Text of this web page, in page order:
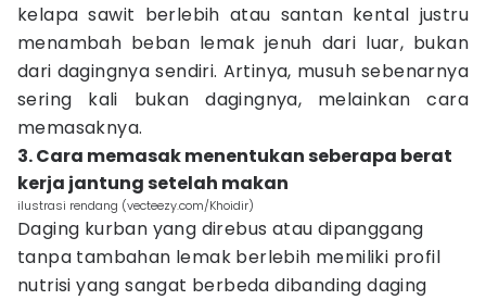
kelapa sawit berlebih atau santan kental justru
menambah beban lemak jenuh dari luar, bukan
dari dagingnya sendiri. Artinya, musuh sebenarnya
sering kali bukan dagingnya, melainkan cara
memasaknya.
3. Cara memasak menentukan seberapa berat
kerja jantung setelah makan
ilustrasi rendang (vecteezy.com/Khoidir)
Daging kurban yang direbus atau dipanggang
tanpa tambahan lemak berlebih memiliki profil
nutrisi yang sangat berbeda dibanding daging